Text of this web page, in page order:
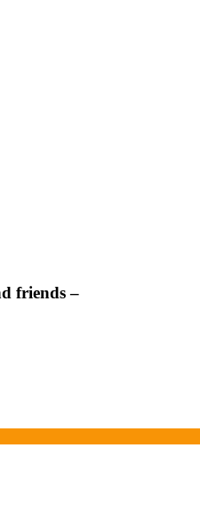
friends –